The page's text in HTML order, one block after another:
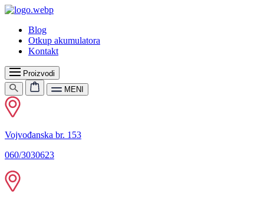
Blog
Otkup akumulatora
Kontakt
Proizvodi
MENI
Vojvođanska br. 153
060/3030623